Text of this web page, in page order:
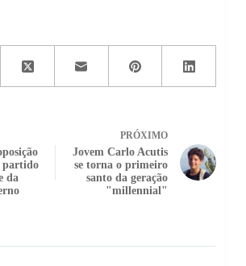
partido
da
PRÓXIMO
Jovem Carlo Acutis
se torna o primeiro
santo da geração
"millennial"